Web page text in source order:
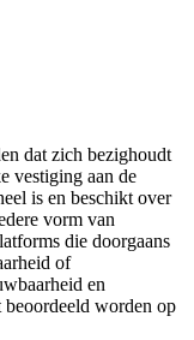
dat zich bezighoudt
vestiging aan de
is en beschikt over
vorm van
die doorgaans
of
en
worden op